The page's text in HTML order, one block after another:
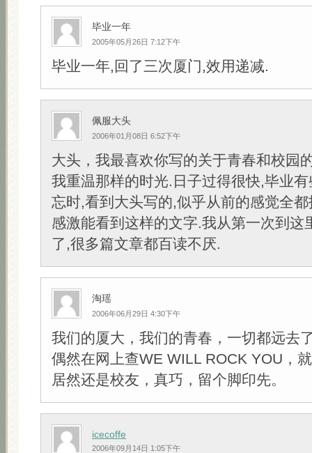
毕业一年
2005年05月26日 7:12下午
毕业一年,回了三次厦门,效用递减.
佩服大头
2006年01月08日 6:52下午
大头，我最喜欢你写的关于青春和校园
我重温那样的时光.日子过得很快,毕业
忘时,看到大头写的,似乎从前的感觉全
感激能看到这样的文字.我从第一次到这
了,很多篇文章都百读不厌.
淘瑶
2006年06月29日 4:30下午
我们的厦大，我们的青春，一切都远去
偶然在网上查WE WILL ROCK YOU，
居然还是校友，真巧，留个脚印先。
icecoffe
2006年09月14日 1:05下午